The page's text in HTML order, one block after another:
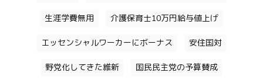
生涯学費無用 介護保育士10万円給与値上げ
エッセンシャルワーカーにボーナス 安住国対
野党化してきた維新 国民民主党の予算賛成